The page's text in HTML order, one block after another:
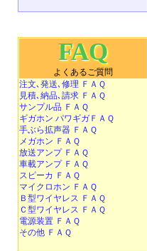
FAQ
よくあるご質問
注文､発送､修理 ＦＡＱ
見積､納品､請求 ＦＡＱ
サンプル品 ＦＡＱ
ギガホン パワギガＦＡＱ
手ぶら拡声器 ＦＡＱ
メガホン ＦＡＱ
放送アンプ ＦＡＱ
車載アンプ ＦＡＱ
スピーカ ＦＡＱ
マイクロホン ＦＡＱ
Ｂ型ワイヤレス ＦＡＱ
Ｃ型ワイヤレス ＦＡＱ
電源装置 ＦＡＱ
その他 ＦＡＱ